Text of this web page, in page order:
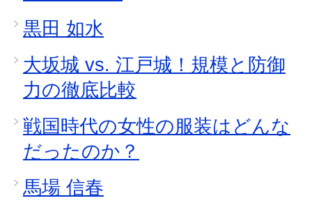
黒田 如水
大坂城 vs. 江戸城！規模と防御
力の徹底比較
戦国時代の女性の服装はどんな
だったのか？
馬場 信春